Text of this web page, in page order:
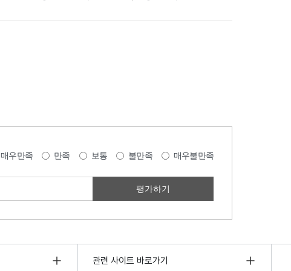
매우만족 만족 보통 불만족 매우불만족
관련 사이트 바로가기